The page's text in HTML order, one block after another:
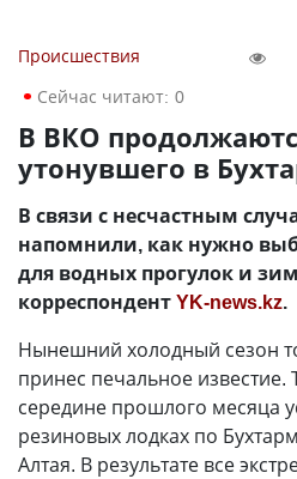
Происшествия
Сейчас читают: 0
В ВКО
утонувшего в
В связи с несчастным
напомнили, как нужно
для водных прогулок и
корреспондентYK-news.kz.
Нынешний холодный сезон
принес печальное известие.
середине прошлого месяца
резиновых лодках по
Алтая. В результате все